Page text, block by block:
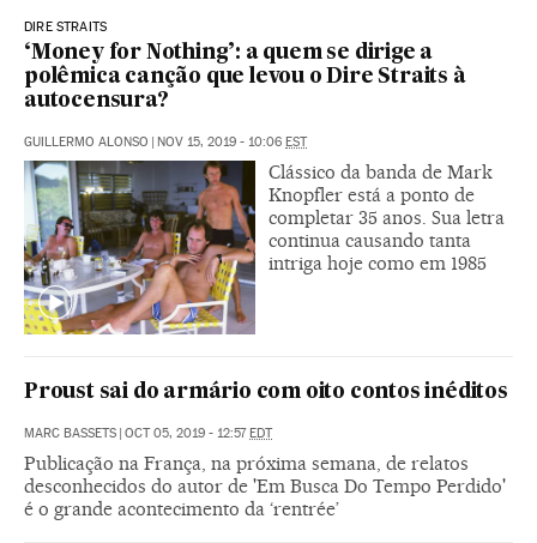
DIRE STRAITS
‘Money for Nothing’: a quem se dirige a
polêmica canção que levou o Dire Straits à
autocensura?
GUILLERMO ALONSO | NOV 15, 2019 - 10:06 EST
Clássico da banda de Mark
Knopfler está a ponto de
completar 35 anos. Sua letra
continua causando tanta
intriga hoje como em 1985
Proust sai do armário com oito contos inéditos
MARC BASSETS | OCT 05, 2019 - 12:57EDT
Publicação na França, na próxima semana, de relatos
desconhecidos do autor de 'Em Busca Do Tempo Perdido'
é o grande acontecimento da ‘rentrée’